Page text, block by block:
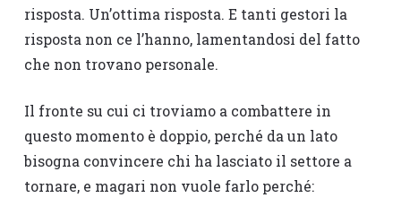
risposta. Un’ottima risposta. E tanti gestori la
risposta non ce l’hanno, lamentandosi del fatto
che non trovano personale.
Il fronte su cui ci troviamo a combattere in
questo momento è doppio, perché da un lato
bisogna convincere chi ha lasciato il settore a
tornare, e magari non vuole farlo perché: